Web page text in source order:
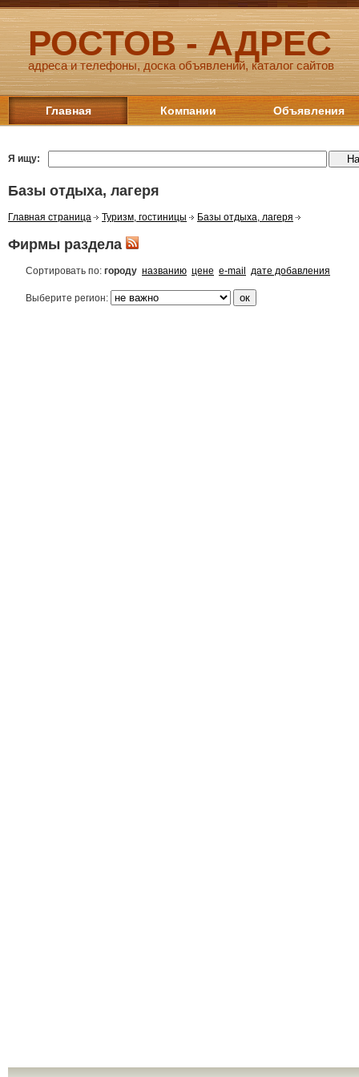
РОСТОВ - АДРЕС
адреса и телефоны, доска объявлений, каталог сайтов
Главная Компании Объявления
Я ищу:
Базы отдыха, лагеря
Главная страница Туризм, гостиницы Базы отдыха, лагеря
Фирмы раздела
Сортировать по: городу названию цене e-mail дате добавления
Выберите регион: